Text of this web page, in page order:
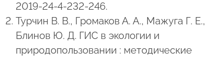
2019-24-4-232-246.
Турчин В. В., Громаков А. А., Мажуга Г. Е.,
Блинов Ю. Д. ГИС в экологии и
природопользовании : методические